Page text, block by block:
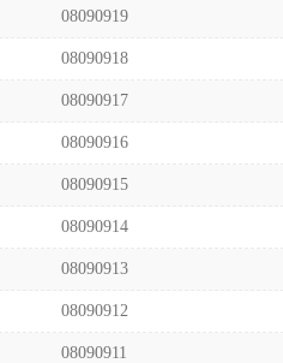
08090919
08090918
08090917
08090916
08090915
08090914
08090913
08090912
08090911